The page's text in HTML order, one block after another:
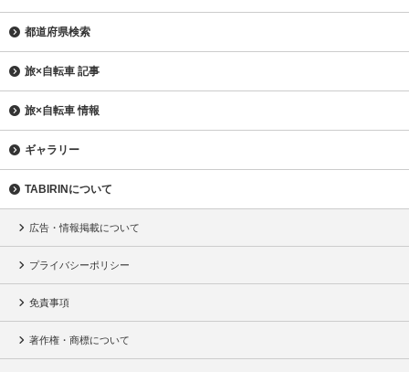
都道府県検索
旅×自転車 記事
旅×自転車 情報
ギャラリー
TABIRINについて
広告・情報掲載について
プライバシーポリシー
免責事項
著作権・商標について